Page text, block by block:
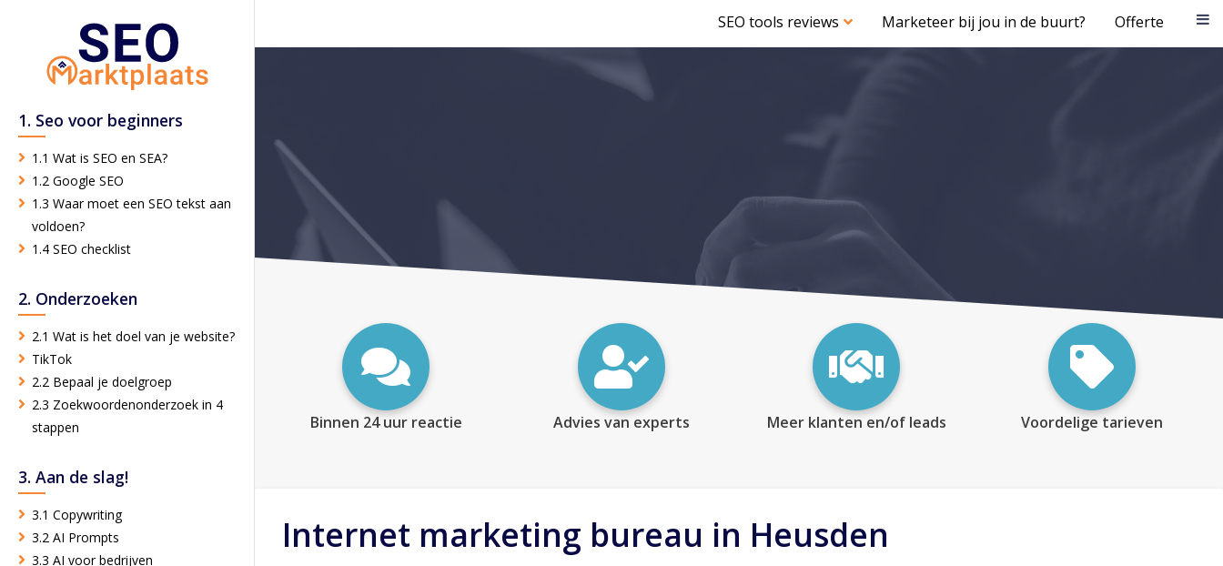
SEO tools reviews Marketeer bij jou in de buurt? Offerte
1. Seo voor beginners
1.1 Wat is SEO en SEA?
1.2 Google SEO
1.3 Waar moet een SEO tekst aan
voldoen?
1.4 SEO checklist
2. Onderzoeken
2.1 Wat is het doel van je website?
TikTok
2.2 Bepaal je doelgroep
2.3 Zoekwoordenonderzoek in 4
stappen
3. Aan de slag!
3.1 Copywriting
3.2 AI Prompts
3.3 AI voor bedrijven
Binnen 24 uur reactie Advies van experts Meer klanten en/of leads Voordelige tarieven
Internet marketing bureau in Heusden